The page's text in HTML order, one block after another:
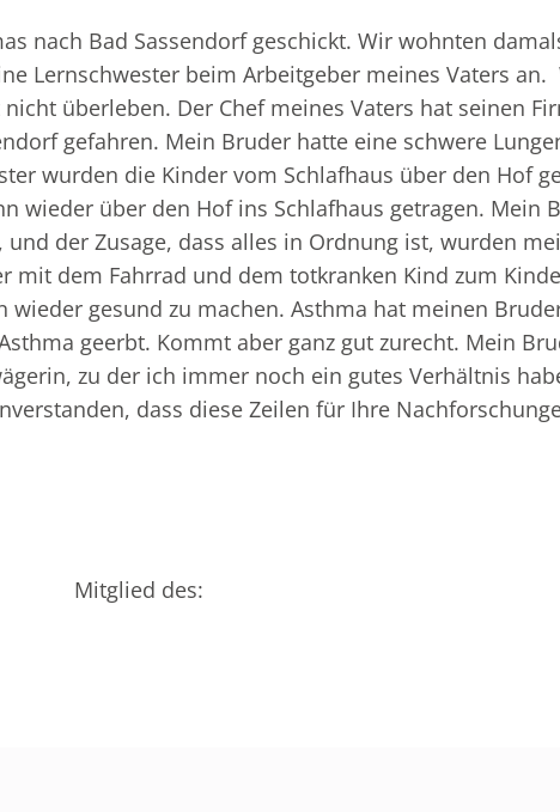
nach Bad Sassendorf geschickt. Wir wohnten
Lernschwester beim Arbeitgeber meines Vaters
überleben. Der Chef meines Vaters hat seinen
gefahren. Mein Bruder hatte eine schwere
wurden die Kinder vom Schlafhaus über den Hof
wieder über den Hof ins Schlafhaus getragen. Mein
der Zusage, dass alles in Ordnung ist, wurden
mit dem Fahrrad und dem totkranken Kind zum
gesund zu machen. Asthma hat meinen
geerbt. Kommt aber ganz gut zurecht. Mein
zu der ich immer noch ein gutes Verhältnis
dass diese Zeilen für Ihre
Mitglied des: